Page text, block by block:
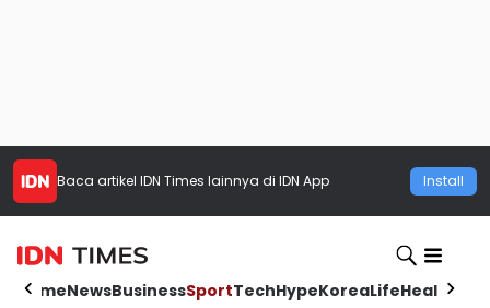
Baca artikel IDN Times lainnya di IDN App Install
HomeNewsBusinessSportTechHypeKoreaLifeHealth